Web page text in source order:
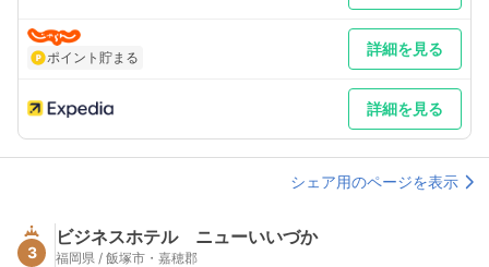
ポイント貯まる 詳細を見る
詳細を見る
シェア用のページを表示
3
ビジネスホテル ニューいいづか
福岡県 / 飯塚市・嘉穂郡